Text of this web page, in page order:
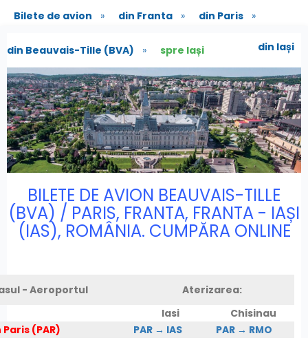
Bilete de avion » din Franta » din Paris »
din Beauvais-Tille (BVA) » spre Iași din Iași
BILETE DE AVION BEAUVAIS-TILLE
(BVA) / PARIS, FRANTA, FRANTA - IAȘI
(IAS), ROMÂNIA. CUMPĂRA ONLINE
- Aeroportul
Aterizarea:
Iasi
Chisinau
(PAR)
PAR → IAS
PAR → RMO